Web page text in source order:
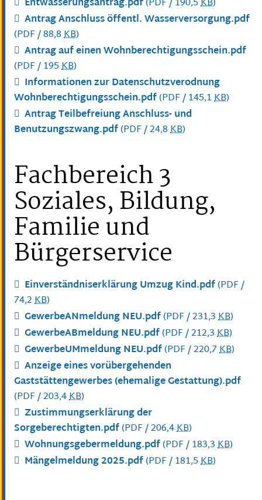
Antrag Anschluss öffentl. Wasserversorgung.pdf
(PDF / 88,8KB)
Antrag auf einen Wohnberechtigungsschein.pdf
(PDF / 195KB)
Informationen zur Datenschutzverodnung
Wohnberechtigungsschein.pdf(PDF / 145,1KB)
Antrag Teilbefreiung Anschluss- und
Benutzungszwang.pdf(PDF / 24,8KB)
Fachbereich 3
Soziales, Bildung,
Familie und
Bürgerservice
Einverständniserklärung Umzug Kind.pdf(PDF /
74,2KB)
GewerbeANmeldung NEU.pdf(PDF / 231,3KB)
GewerbeABmeldung NEU.pdf(PDF / 212,3KB)
GewerbeUMmeldung NEU.pdf(PDF / 220,7KB)
Anzeige eines vorübergehenden
Gaststättengewerbes (ehemalige Gestattung).pdf
(PDF / 203,4KB)
Zustimmungserklärung der
Sorgeberechtigten.pdf(PDF / 206,4KB)
Wohnungsgebermeldung.pdf(PDF / 183,3KB)
Mängelmeldung 2025.pdf(PDF / 181,5KB)